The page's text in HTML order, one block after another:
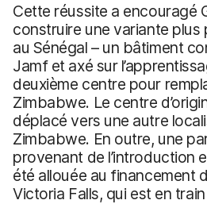
Cette réussite a encouragé
construire une variante
au Sénégal – un bâtiment
Jamf et axé sur
deuxième centre pour
Zimbabwe. Le centre
déplacé vers une autre
Zimbabwe. En outre, une
provenant de l’introduction
été allouée au financement
Victoria Falls, qui est en